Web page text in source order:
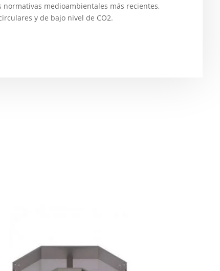
medioambientales más recientes,
y de bajo nivel de CO2.